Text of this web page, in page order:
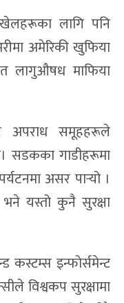
लागि पनि
अमेरिकी खुफिया
लागुऔषध माफिया
अपराध समूहहरूले
सडकका गाडीहरूमा
असर पार्‍यो ।
यस्तो कुनै सुरक्षा
कस्टम्स इन्फोर्समेन्ट
विश्वकप सुरक्षामा